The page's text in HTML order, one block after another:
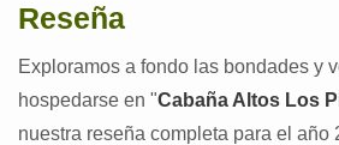
Reseña
Exploramos a fondo las bondades y
hospedarse en "Cabaña Altos Los
nuestra reseña completa para el año